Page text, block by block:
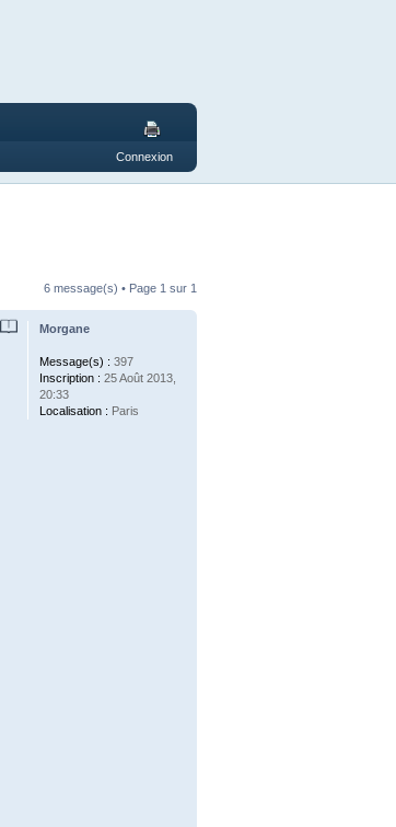
Connexion
6 message(s) • Page 1 sur 1
Morgane
Message(s) : 397
Inscription : 25 Août 2013,
20:33
Localisation : Paris